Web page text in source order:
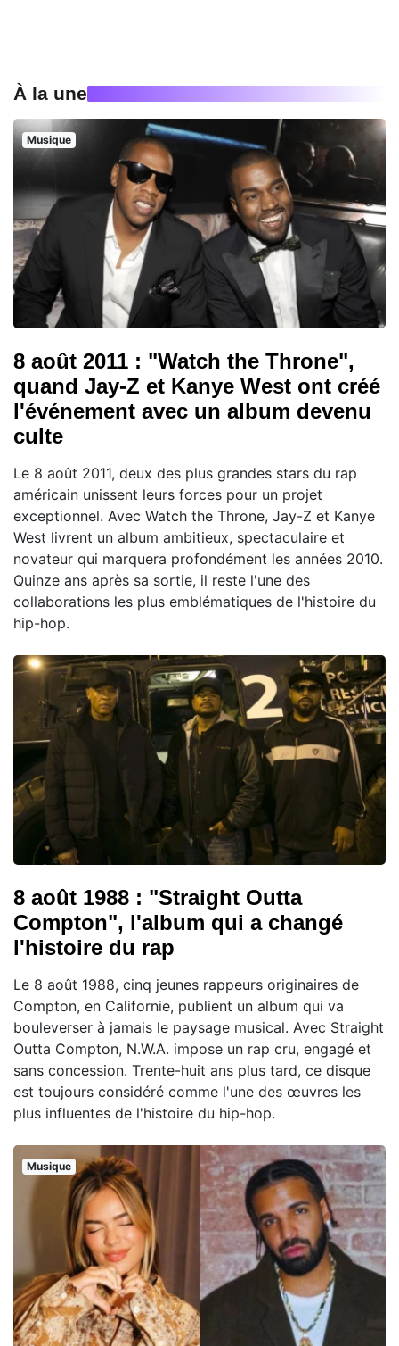
À la une
Musique
8 août 2011 : "Watch the Throne",
quand Jay-Z et Kanye West ont créé
l'événement avec un album devenu
culte
Le 8 août 2011, deux des plus grandes stars du rap
américain unissent leurs forces pour un projet
exceptionnel. Avec Watch the Throne, Jay-Z et Kanye
West livrent un album ambitieux, spectaculaire et
novateur qui marquera profondément les années 2010.
Quinze ans après sa sortie, il reste l'une des
collaborations les plus emblématiques de l'histoire du
hip-hop.
8 août 1988 : "Straight Outta
Compton", l'album qui a changé
l'histoire du rap
Le 8 août 1988, cinq jeunes rappeurs originaires de
Compton, en Californie, publient un album qui va
bouleverser à jamais le paysage musical. Avec Straight
Outta Compton, N.W.A. impose un rap cru, engagé et
sans concession. Trente-huit ans plus tard, ce disque
est toujours considéré comme l'une des œuvres les
plus influentes de l'histoire du hip-hop.
Musique